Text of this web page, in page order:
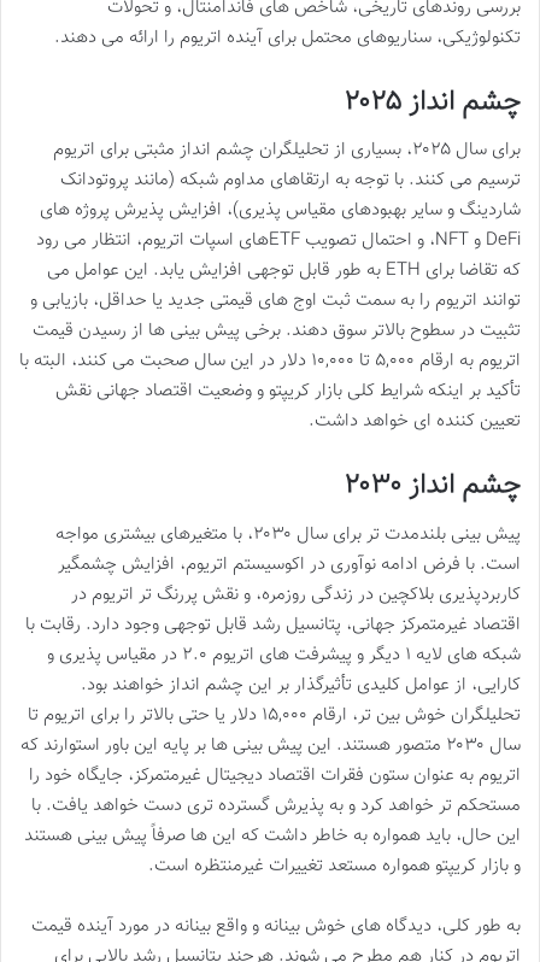
بررسی روندهای تاریخی، شاخص های فاندامنتال، و تحولات
تکنولوژیکی، سناریوهای محتمل برای آینده اتریوم را ارائه می دهند.
چشم انداز ۲۰۲۵
برای سال ۲۰۲۵، بسیاری از تحلیلگران چشم انداز مثبتی برای اتریوم
ترسیم می کنند. با توجه به ارتقاهای مداوم شبکه (مانند پروتودانک
شاردینگ و سایر بهبودهای مقیاس پذیری)، افزایش پذیرش پروژه های
DeFi و NFT، و احتمال تصویب ETFهای اسپات اتریوم، انتظار می رود
که تقاضا برای ETH به طور قابل توجهی افزایش یابد. این عوامل می
توانند اتریوم را به سمت ثبت اوج های قیمتی جدید یا حداقل، بازیابی و
تثبیت در سطوح بالاتر سوق دهند. برخی پیش بینی ها از رسیدن قیمت
اتریوم به ارقام ۵,۰۰۰ تا ۱۰,۰۰۰ دلار در این سال صحبت می کنند، البته با
تأکید بر اینکه شرایط کلی بازار کریپتو و وضعیت اقتصاد جهانی نقش
تعیین کننده ای خواهد داشت.
چشم انداز ۲۰۳۰
پیش بینی بلندمدت تر برای سال ۲۰۳۰، با متغیرهای بیشتری مواجه
است. با فرض ادامه نوآوری در اکوسیستم اتریوم، افزایش چشمگیر
کاربردپذیری بلاکچین در زندگی روزمره، و نقش پررنگ تر اتریوم در
اقتصاد غیرمتمرکز جهانی، پتانسیل رشد قابل توجهی وجود دارد. رقابت با
شبکه های لایه ۱ دیگر و پیشرفت های اتریوم ۲.۰ در مقیاس پذیری و
کارایی، از عوامل کلیدی تأثیرگذار بر این چشم انداز خواهند بود.
تحلیلگران خوش بین تر، ارقام ۱۵,۰۰۰ دلار یا حتی بالاتر را برای اتریوم تا
سال ۲۰۳۰ متصور هستند. این پیش بینی ها بر پایه این باور استوارند که
اتریوم به عنوان ستون فقرات اقتصاد دیجیتال غیرمتمرکز، جایگاه خود را
مستحکم تر خواهد کرد و به پذیرش گسترده تری دست خواهد یافت. با
این حال، باید همواره به خاطر داشت که این ها صرفاً پیش بینی هستند
و بازار کریپتو همواره مستعد تغییرات غیرمنتظره است.
به طور کلی، دیدگاه های خوش بینانه و واقع بینانه در مورد آینده قیمت
اتریوم در کنار هم مطرح می شوند. هرچند پتانسیل رشد بالایی برای